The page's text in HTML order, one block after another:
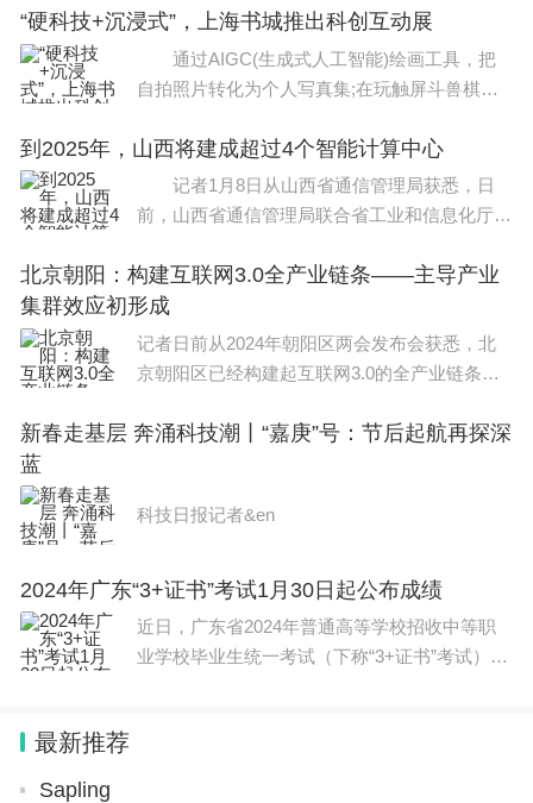
6月7日：语文（9:00-11:30）数学（15:00-17:00）
6月8日：文科综合/理科综合（9:00-11:30）
外语（15:00-17:00）有外语听力测试内容的应安排
在外语笔试考试开始前进行。
新高考政策：
一、2024新高考进展
包括安徽、甘肃、黑龙江、吉林、江西、广西和贵州
等中西部7省份，新高考改革方案正式落地。
据悉，这7个省份2021年秋季正式启动高考综合改
革，2021年秋季入学的高一新生将不再文理分科，
将使用新教材，新课程，在三年后也就是2024年正
二、新高考政策与以往不同点
新高考模式是“3+1+2”模式，“3”为语文、数学、外
语，“1”为在物理、历史中选择一门，“2”为在政治、
“硬科技+沉浸式”，上海书城推出科创互动展
通过AIGC(生成式人工智能)绘画工具，把
自拍照片转化为个人写真集;在玩触屏斗兽棋过
科创数字技术互动创意展启动仪式在上海举行。
到2025年，山西将建成超过4个智能计算中心
记者1月8日从山西省通信管理局获悉，日
前，山西省通信管理局联合省工业和信息化厅等
施方案》(以下简称《方案》)。《方案》旨在进
一步推进算力
北京朝阳：构建互联网3.0全产业链条——主导产业
集群效应初形成
记者日前从2024年朝阳区两会发布会获悉，北
京朝阳区已经构建起互联网3.0的全产业链条，
院、北工大等高校院所合作，提升原始创新策源
新春走基层 奔涌科技潮丨“嘉庚”号：节后起航再探深
蓝
科技日报记者&en
2024年广东“3+证书”考试1月30日起公布成绩
近日，广东省2024年普通高等学校招收中等职
业学校毕业生统一考试（下称“3+证书”考试）评
最新推荐
Sapling